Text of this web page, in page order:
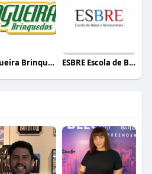
Nogueira Brinquedos ESBRE Escola de Bares e Restaurantes